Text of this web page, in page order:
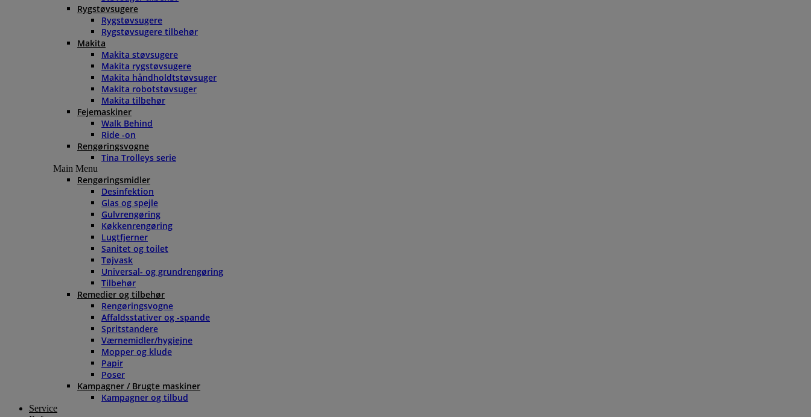
Rygstøvsugere
Rygstøvsugere
Rygstøvsugere tilbehør
Makita
Makita støvsugere
Makita rygstøvsugere
Makita håndholdtstøvsuger
Makita robotstøvsuger
Makita tilbehør
Fejemaskiner
Walk Behind
Ride -on
Rengøringsvogne
Tina Trolleys serie
Main Menu
Rengøringsmidler
Desinfektion
Glas og spejle
Gulvrengøring
Køkkenrengøring
Lugtfjerner
Sanitet og toilet
Tøjvask
Universal- og grundrengøring
Tilbehør
Remedier og tilbehør
Rengøringsvogne
Affaldsstativer og -spande
Spritstandere
Værnemidler/hygiejne
Mopper og klude
Papir
Poser
Kampagner / Brugte maskiner
Kampagner og tilbud
Service